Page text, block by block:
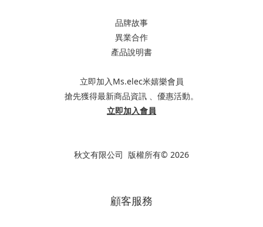
品牌故事
異業合作
產品說明書
立即加入Ms.elec米嬉樂會員
搶先獲得最新商品資訊 、優惠活動。
立即加入會員
秋文有限公司 版權所有© 2026
顧客服務